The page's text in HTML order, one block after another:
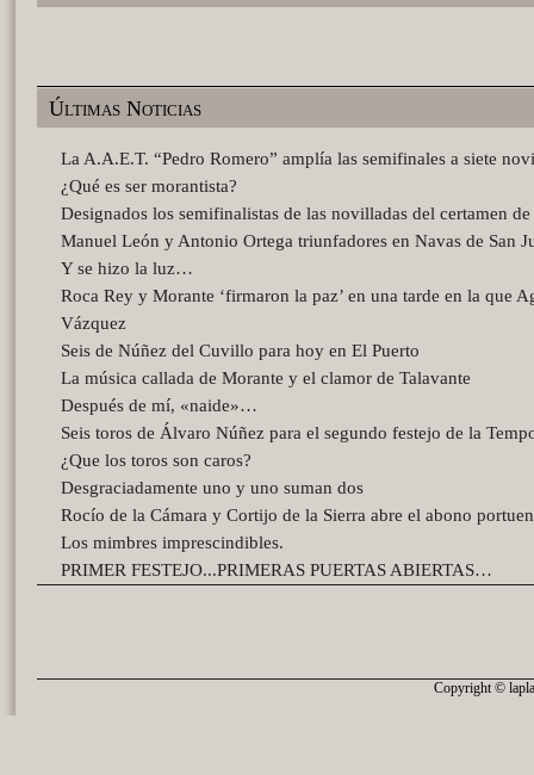
Últimas Noticias
La A.A.E.T. “Pedro Romero” amplía las semifinales a siete
¿Qué es ser morantista?
Designados los semifinalistas de las novilladas del certamen
Manuel León y Antonio Ortega triunfadores en Navas de San
Y se hizo la luz…
Roca Rey y Morante ‘firmaron la paz’ en una tarde en la que
Vázquez
Seis de Núñez del Cuvillo para hoy en El Puerto
La música callada de Morante y el clamor de Talavante
Después de mí, «naide»…
Seis toros de Álvaro Núñez para el segundo festejo de la
¿Que los toros son caros?
Desgraciadamente uno y uno suman dos
Rocío de la Cámara y Cortijo de la Sierra abre el abono
Los mimbres imprescindibles.
PRIMER FESTEJO...PRIMERAS PUERTAS ABIERTAS…
Copyright ©